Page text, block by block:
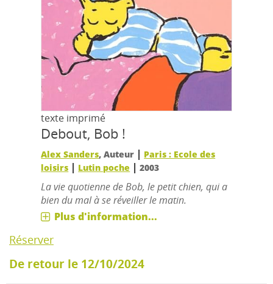
texte imprimé
Debout, Bob !
Alex Sanders, Auteur | Paris : Ecole des
loisirs | Lutin poche |2003
La vie quotienne de Bob, le petit chien, qui a
bien du mal à se réveiller le matin.
Plus d'information...
Réserver
De retour le 12/10/2024